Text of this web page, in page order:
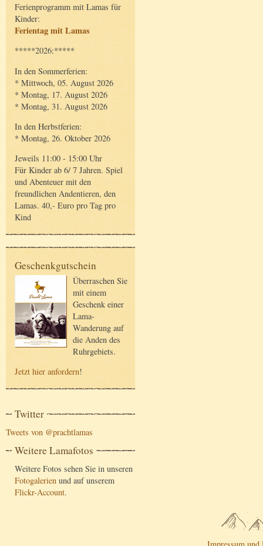
Ferienprogramm mit Lamas für
Kinder:
Ferientag mit Lamas
*****2026:*****
In den Sommerferien:
* Mittwoch, 05. August 2026
* Montag, 17. August 2026
* Montag, 31. August 2026
In den Herbstferien:
* Montag, 26. Oktober 2026
Jeweils 11:00 - 15:00 Uhr
Für Kinder ab 6/ 7 Jahren. Spiel
und Abenteuer mit den
freundlichen Andentieren, den
Lamas. 40,- Euro pro Tag pro
Kind
Geschenkgutschein
Überraschen Sie
mit einem
Geschenk einer
Lama-
Wanderung auf
die Anden des
Ruhrgebiets.
Jetzt hier anfordern!
Twitter
Tweets von @prachtlamas
Weitere Lamafotos
Weitere Fotos sehen Sie in unseren
Fotogalerien und auf unserem
Flickr-Account.